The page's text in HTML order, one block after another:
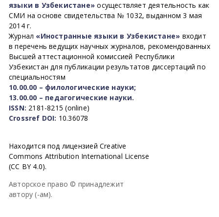
языки в Узбекистане» осуществляет деятельность как
СМИ на основе свидетельства № 1032, выданном 3 мая
2014 г.
Журнал «Иностранные языки в Узбекистане» входит
в перечень ведущих научных журналов, рекомендованных
Высшей аттестационной комиссией Республики
Узбекистан для публикации результатов диссертаций по
специальностям
10.00.00 – филологические науки;
13.00.00 – педагогические науки.
ISSN: 2181-8215 (online)
Crossref DOI: 10.36078
Находится под лицензией Creative
Commons Attribution International License
(CC BY 4.0).
Авторское право © принадлежит
автору (-ам).